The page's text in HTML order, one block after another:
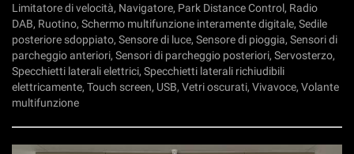
Limitatore di velocità, Navigatore, Park Distance Control, Radio
DAB, Ruotino, Schermo multifunzione interamente digitale, Sedile
posteriore sdoppiato, Sensore di luce, Sensore di pioggia, Sensori di
parcheggio anteriori, Sensori di parcheggio posteriori, Servosterzo,
Specchietti laterali elettrici, Specchietti laterali richiudibili
elettricamente, Touch screen, USB, Vetri oscurati, Vivavoce, Volante
multifunzione